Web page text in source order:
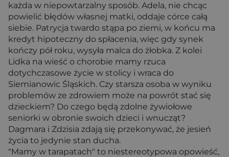
każda w niepowtarzalny sposób. Adela, nie chcąc
powielić błędów własnej matki, oddaje córce całą
siebie. Patrycja twardo stąpa po ziemi, w końcu ma
kredyt hipoteczny do spłacenia, więc gdy synek
kończy pół roku, wysyła malca do żłobka. Z kolei
Lidka na wieść o chorobie mamy rzuca
dotychczasowe życie w stolicy i wraca do
Siemianowic Śląskich. Czy starsza osoba w wyniku
problemów ze zdrowiem może na powrót stać się
dzieckiem? Do czego będą zdolne żywiołowe
seniorki w obronie swoich dzieci i wnucząt?
Dagmara i Zdzisia zdają się przekonywać, że jesień
życia to jedynie stan ducha.
"Mamy w tarapatach" to niestereotypowa opowieść,